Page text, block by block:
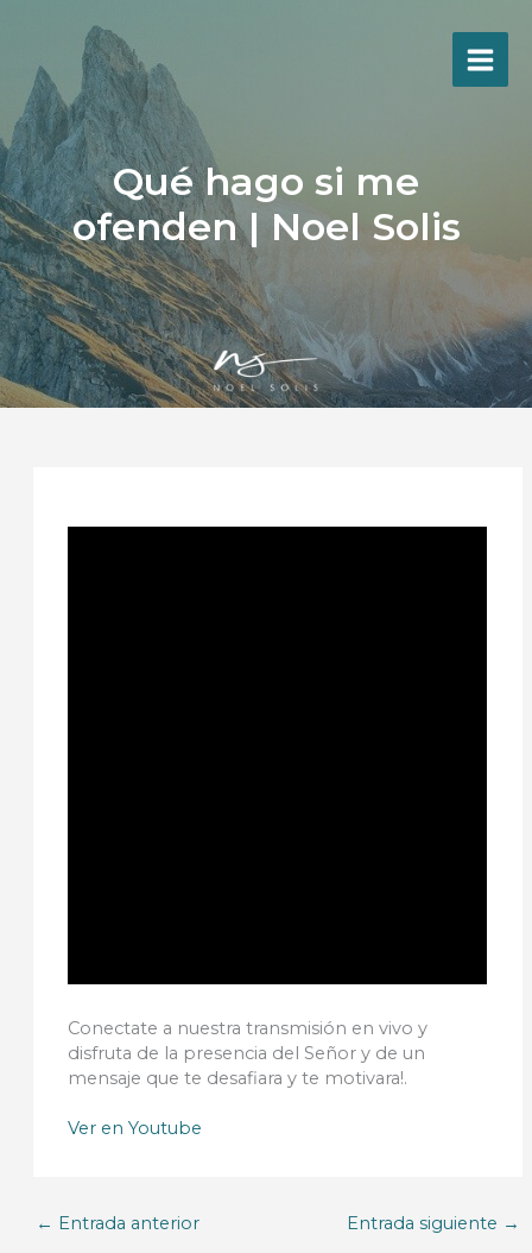
contenido
Qué hago si me
ofenden | Noel Solis
Conectate a nuestra transmisión en vivo y
disfruta de la presencia del Señor y de un
mensaje que te desafiara y te motivara!.
Ver en Youtube
← Entrada anterior Entrada siguiente →